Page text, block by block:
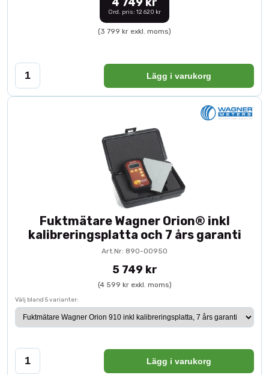
Ord. pris: 12 620 kr
(3 799 kr exkl. moms)
Lägg i varukorg
Fuktmätare Wagner Orion® inkl
kalibreringsplatta och 7 års garanti
Art.Nr: 890-00950
5 749 kr
(4 599 kr exkl. moms)
Välj bland 5 varianter:
Lägg i varukorg